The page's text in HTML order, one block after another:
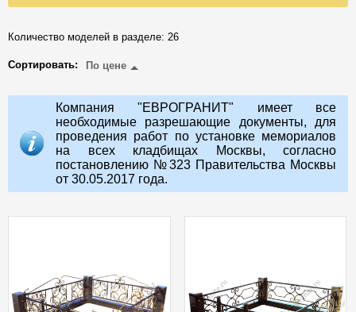
Сортировать: По цене
Количество моделей в разделе: 26
Компания "ЕВРОГРАНИТ" имеет все
необходимые разрешающие документы, для
проведения работ по установке мемориалов
на всех кладбищах Москвы, согласно
постановлению №323 Правительства Москвы
от 30.05.2017 года.